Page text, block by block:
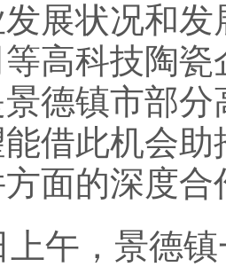
展状况和
高科技陶
德镇市部
借此机会
面的深度合
，景德镇